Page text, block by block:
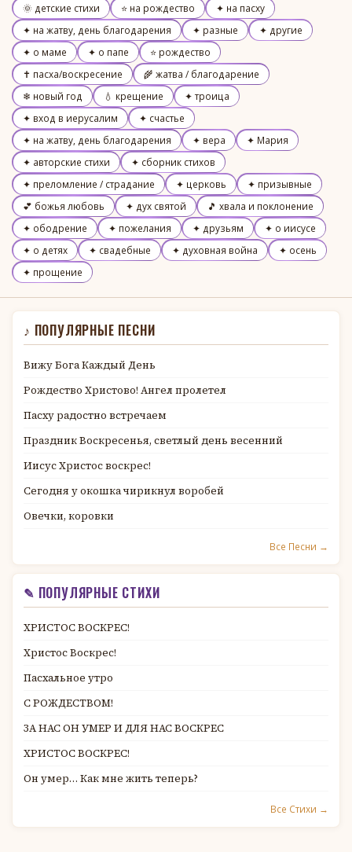
🌞 детские стихи ⭐ на рождество
✦ на пасху
✦ на жатву, день благодарения
✦ разные
✦ другие
✦ о маме
✦ о папе
⭐ рождество
✝ пасха/воскресение
🌾 жатва / благодарение
❄ новый год
💧 крещение
✦ троица
✦ вход в иерусалим
✦ счастье
✦ на жатву, день благодарения
✦ вера
✦ Мария
✦ авторские стихи
✦ сборник стихов
✦ преломление / страдание
✦ церковь
✦ призывные
💕 божья любовь
✦ дух святой
🎵 хвала и поклонение
✦ ободрение
✦ пожелания ✦ друзьям
✦ о иисусе
✦ о детях
✦ свадебные ✦ духовная война
✦ осень
✦ прощение
♪ ПОПУЛЯРНЫЕ ПЕСНИ
Вижу Бога Каждый День
Рождество Христово! Ангел пролетел
Пасху радостно встречаем
Праздник Воскресенья, светлый день весенний
Иисус Христос воскрес!
Сегодня у окошка чирикнул воробей
Овечки, коровки
Все Песни →
✎ ПОПУЛЯРНЫЕ СТИХИ
ХРИСТОС ВОСКРЕС!
Христос Воскрес!
Пасхальное утро
С РОЖДЕСТВОМ!
ЗА НАС ОН УМЕР И ДЛЯ НАС ВОСКРЕС
ХРИСТОС ВОСКРЕС!
Он умер… Как мне жить теперь?
Все Стихи →